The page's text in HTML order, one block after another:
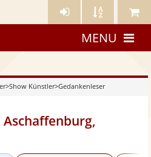
Künstler- Künstler Meine
MENU
>Show Künstler>Gedankenleser